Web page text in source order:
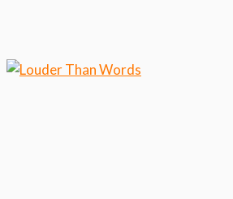
weten over ons cookiegebruik.